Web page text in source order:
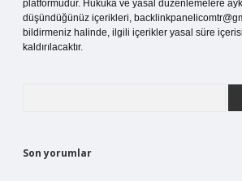
platformudur. Hukuka ve yasal düzenlemelere
düşündüğünüz içerikleri,
bildirmeniz halinde, ilgili içerikler yasal süre
kaldırılacaktır.
Son yorumlar